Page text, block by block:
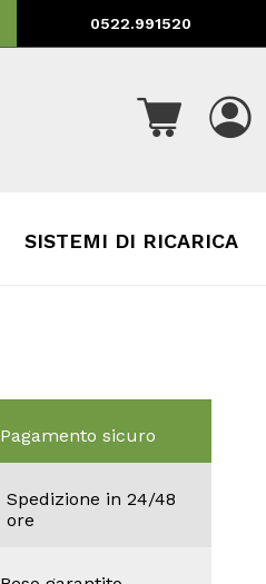
0522.991520
SISTEMI DI RICARICA
Pagamento sicuro
Spedizione in 24/48
ore